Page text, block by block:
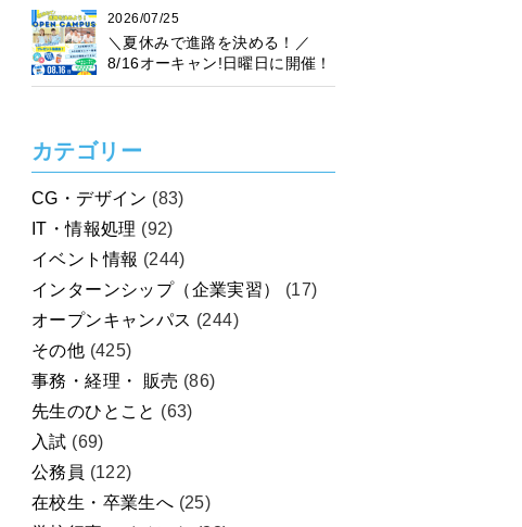
2026/07/25
＼夏休みで進路を決める！／
8/16オーキャン!日曜日に開催！
プレゼント抽選会も♪楽しく進路
カテゴリー
CG・デザイン (83)
IT・情報処理 (92)
イベント情報 (244)
インターンシップ（企業実習）
(17)
オープンキャンパス (244)
その他 (425)
事務・経理・ 販売 (86)
先生のひとこと (63)
入試 (69)
公務員 (122)
在校生・卒業生へ (25)